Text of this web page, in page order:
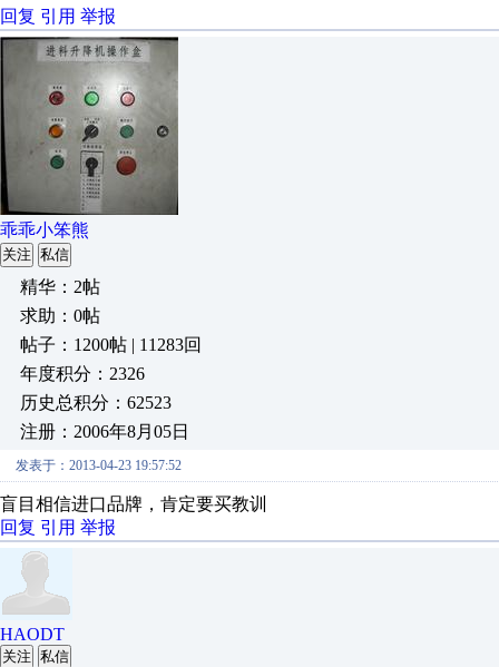
回复 引用 举报
乖乖小笨熊
关注 私信
精华：2帖
求助：0帖
帖子：1200帖 | 11283回
年度积分：2326
历史总积分：62523
注册：2006年8月05日
发表于：2013-04-23 19:57:52
盲目相信进口品牌，肯定要买教训
回复 引用 举报
HAODT
关注 私信